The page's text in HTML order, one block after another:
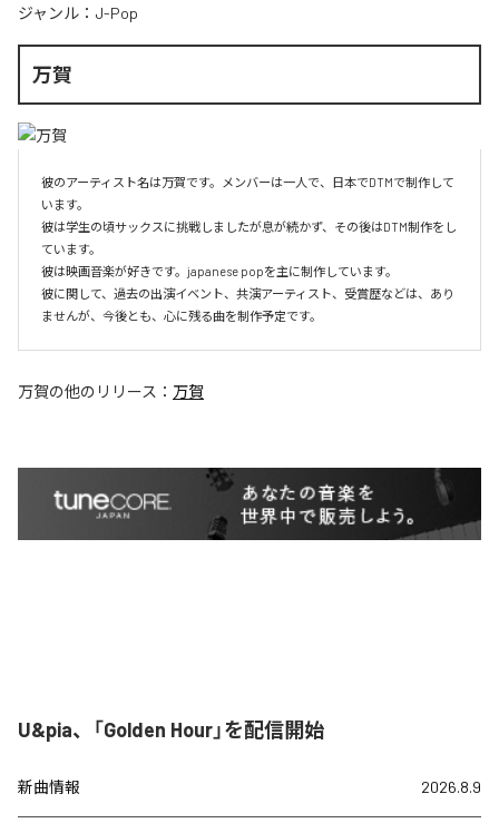
ジャンル： J-Pop
万賀
彼のアーティスト名は万賀です。メンバーは一人で、日本でDTMで制作して
います。
彼は学生の頃サックスに挑戦しましたが息が続かず、その後はDTM制作をし
ています。
彼は映画音楽が好きです。japanese popを主に制作しています。
彼に関して、過去の出演イベント、共演アーティスト、受賞歴などは、あり
ませんが、今後とも、心に残る曲を制作予定です。
万賀の他のリリース： 万賀
U&pia、「Golden Hour」を配信開始
新曲情報 2026.8.9